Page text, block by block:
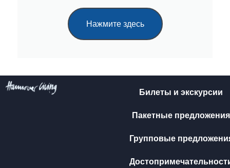
Нажмите здесь
Билеты и экскурсии
Пакетные предложения
Групповые